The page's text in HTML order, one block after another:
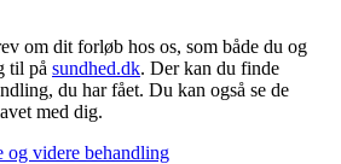
om dit forløb hos os, som både du og
til på sundhed.dk. Der kan du finde
du har fået. Du kan også se de
med dig.
og videre behandling